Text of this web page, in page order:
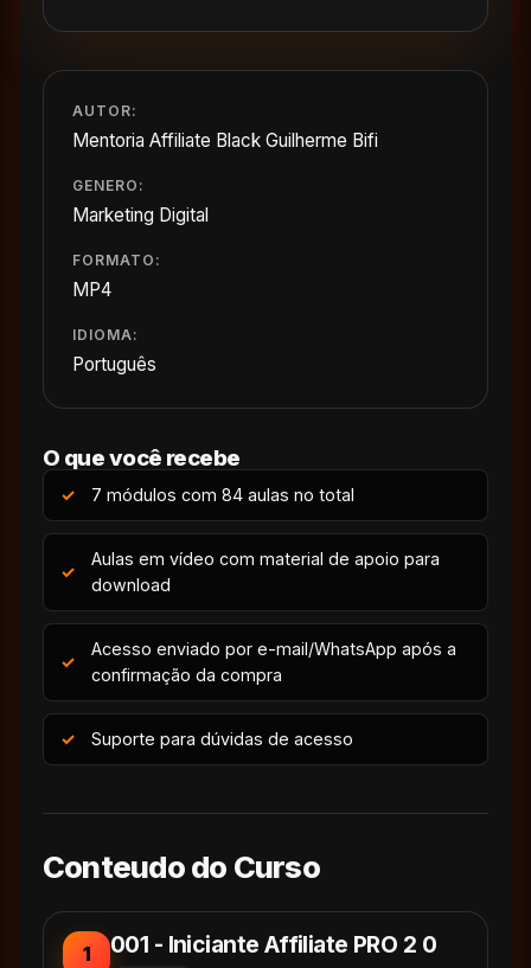
AUTOR:
Mentoria Affiliate Black Guilherme Bifi
GENERO:
Marketing Digital
FORMATO:
MP4
IDIOMA:
Português
O que você recebe
7 módulos com 84 aulas no total
Aulas em vídeo com material de apoio para
download
Acesso enviado por e-mail/WhatsApp após a
confirmação da compra
Suporte para dúvidas de acesso
Conteudo do Curso
1 001 - Iniciante Affiliate PRO 2 0